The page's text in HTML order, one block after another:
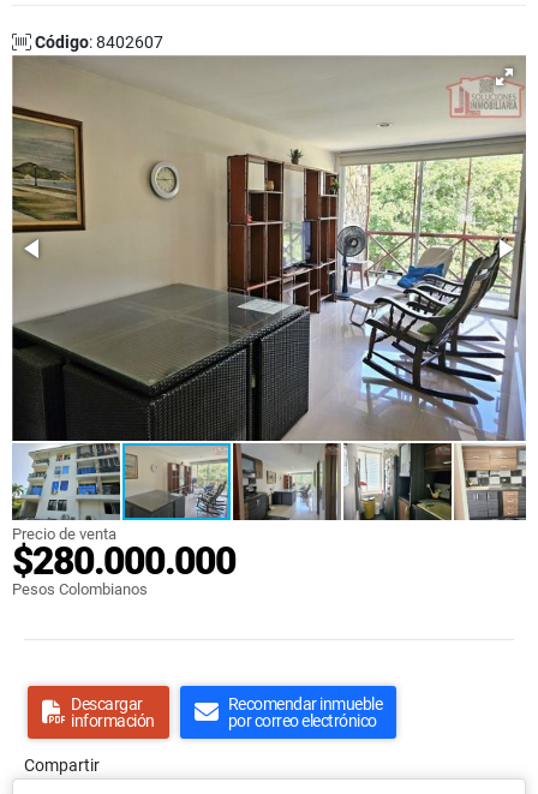
Código: 8402607
Precio de venta
$280.000.000
Pesos Colombianos
Descargar
información
Recomendar inmueble
por correo electrónico
Compartir